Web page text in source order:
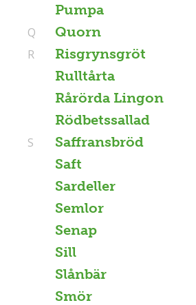
Pumpa
Quorn
Q
Risgrynsgröt
R
Rulltårta
Rårörda Lingon
Rödbetssallad
Saffransbröd
S
Saft
Sardeller
Semlor
Senap
Sill
Slånbär
Smör